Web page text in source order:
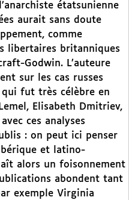
étatsunienne
aurait sans doute
comme
libertaires britanniques
Godwin. L’auteure
sur les cas russes
fut très célèbre en
Elisabeth Dmitriev,
ces analyses
: on peut ici penser
et latino-
alors un foisonnement
abondent tant
exemple Virginia